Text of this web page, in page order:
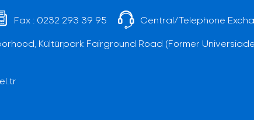
Fax : 0232 293 39 95 Central/Telephone
Kültürpark Fairground Road (Former